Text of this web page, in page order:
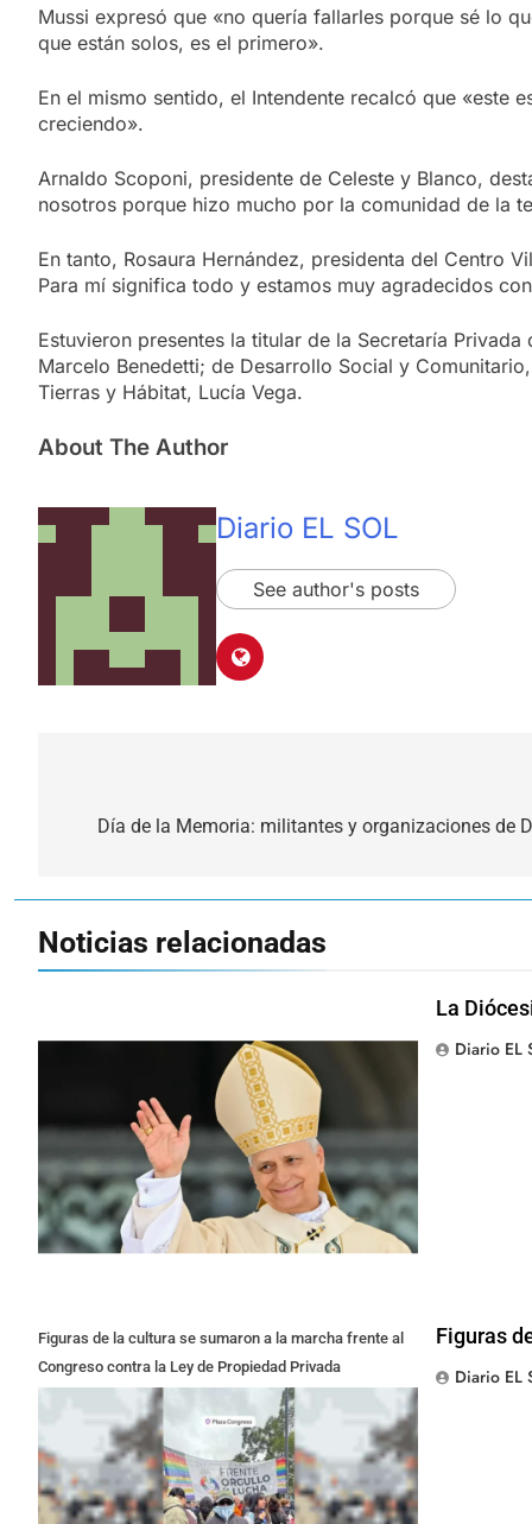
Mussi expresó que «no quería fallarles porque sé lo
que están solos, es el primero».
En el mismo sentido, el Intendente recalcó que «este
creciendo».
Arnaldo Scoponi, presidente de Celeste y Blanco,
nosotros porque hizo mucho por la comunidad de la
En tanto, Rosaura Hernández, presidenta del Centro
Para mí significa todo y estamos muy agradecidos
Estuvieron presentes la titular de la Secretaría
Marcelo Benedetti; de Desarrollo Social y
Tierras y Hábitat, Lucía Vega.
About The Author
Diario EL SOL
See author's posts
Día de la Memoria: militantes y organizaciones de
Noticias relacionadas
La
Diario EL
Figuras de la cultura se sumaron a la marcha frente al
Congreso contra la Ley de Propiedad Privada
Figuras
Diario EL